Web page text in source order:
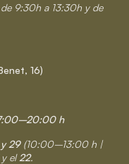
9:30h a 13:30h y de
16)
h
y 29 (10:00–13:00 h |
y el22.